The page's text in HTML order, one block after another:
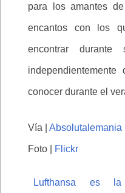
para los amantes
encantos con los
encontrar
conocer durante el
Vía | Absolutalemania
Foto | Flickr
Lufthansa es la